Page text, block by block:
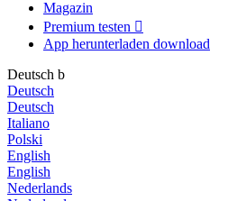
Magazin
Premium testen 
App herunterladen download
Deutsch b
Deutsch
Deutsch
Italiano
Polski
English
English
Nederlands